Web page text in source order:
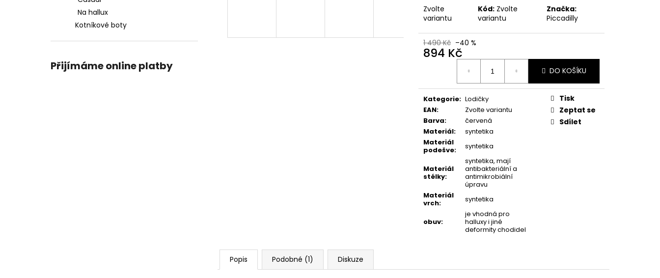
Na hallux
Kotníkové boty
Přijímáme online platby
Zvolte
variantu
Kód: Zvolte
variantu
Značka:
Piccadilly
1 490 Kč –40 %
894 Kč
DO KOŠÍKU
Kategorie: Lodičky
EAN:
Zvolte variantu
Barva:
červená
Materiál:
syntetika
Materiál
podešve: syntetika
Materiál
stélky:
syntetika, mají
antibakteriální a
antimikrobiální
úpravu
Materiál
vrch: syntetika
obuv:
je vhodná pro
halluxy i jiné
deformity chodidel
Tisk
Zeptat se
Sdílet
Popis Podobné (1) Diskuze
PICCADILLY DÁMSKÉ LODIČKY 160055-
147 KRÉMOVÉ
1 990 Kč
KOZAČKY 119013-6 ČERNÉ
1 790 Kč